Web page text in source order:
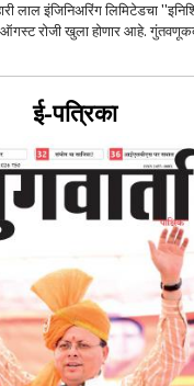
लाल इंजिनिअरिंग लिमिटेडचा
रोजी खुला होणार आहे.
ई-पत्रिका